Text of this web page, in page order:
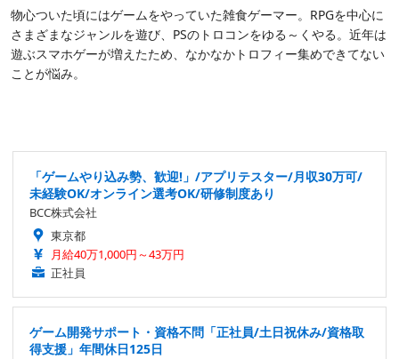
物心ついた頃にはゲームをやっていた雑食ゲーマー。RPGを中心に
さまざまなジャンルを遊び、PSのトロコンをゆる～くやる。近年は
遊ぶスマホゲーが増えたため、なかなかトロフィー集めできてない
ことが悩み。
「ゲームやり込み勢、歓迎!」/アプリテスター/月収30万可/
未経験OK/オンライン選考OK/研修制度あり
BCC株式会社
東京都
月給40万1,000円～43万円
正社員
ゲーム開発サポート・資格不問「正社員/土日祝休み/資格取
得支援」年間休日125日